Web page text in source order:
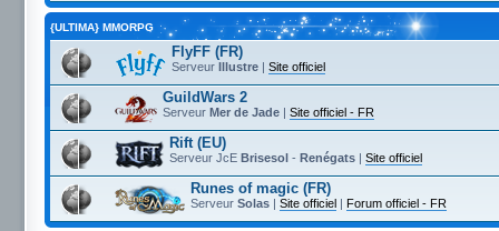
{ULTIMA} MMORPG
FlyFF (FR)
Serveur Illustre | Site officiel
GuildWars 2
Serveur Mer de Jade | Site officiel - FR
Rift (EU)
Serveur JcE Brisesol - Renégats | Site officiel
Runes of magic (FR)
Serveur Solas | Site officiel | Forum officiel - FR